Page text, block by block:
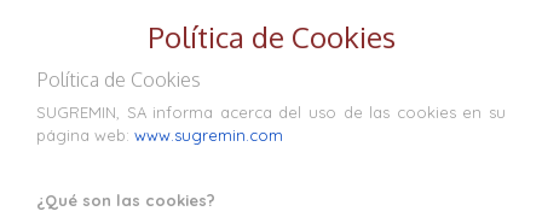
Política de Cookies
Política de Cookies
SUGREMIN, SA informa acerca del uso de las cookies en su
página web: www.sugremin.com
¿Qué son las cookies?